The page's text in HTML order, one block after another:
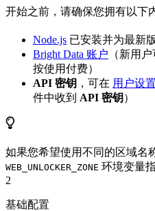
开始之前，请确保您拥有以下
Node.js 已安装并为最新
Bright Data 账户 （新用
按使用付费）
API 密钥 ，可在 用户设
件中收到 API 密钥 ）
如果您希望使用不同的区域名
WEB_UNLOCKER_ZONE 环境变量
2
基础配置